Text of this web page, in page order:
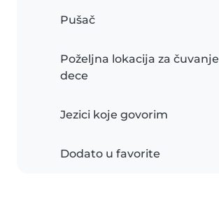
Pušač
Poželjna lokacija za čuvanje
dece
Jezici koje govorim
Dodato u favorite